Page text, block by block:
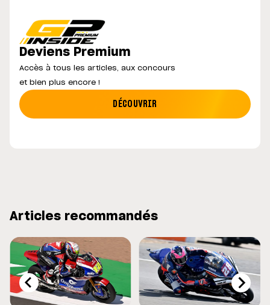
Deviens Premium
Accès à tous les articles, aux concours
et bien plus encore !
DÉCOUVRIR
Articles recommandés